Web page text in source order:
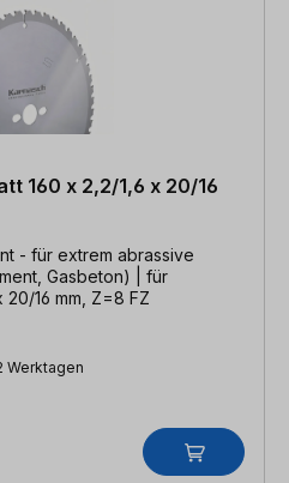
160 x 2,2/1,6 x 20/16
- für extrem abrassive
Gasbeton) | für
1,6 x 20/16 mm, Z=8 FZ
Werktagen